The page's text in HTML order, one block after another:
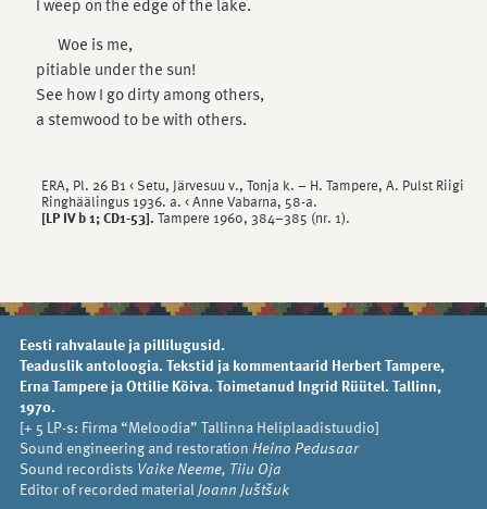
Woe is me,
pitiable under the sun!
See how I go dirty among others,
a stemwood to be with others.
ERA, Pl. 26 B1 < Setu, Järvesuu v., Tonja k. – H. Tampere, A. Pulst Riigi
Ringhäälingus 1936. a. < Anne Vabarna, 58-a.
[LP IV b 1; CD1-53]. Tampere 1960, 384–385 (nr. 1).
Eesti rahvalaule ja pillilugusid.
Teaduslik antoloogia. Tekstid ja kommentaarid Herbert Tampere,
Erna Tampere ja Ottilie Kõiva. Toimetanud Ingrid Rüütel. Tallinn,
1970.
[+ 5 LP-s: Firma “Meloodia” Tallinna Heliplaadistuudio]
Sound engineering and restoration Heino Pedusaar
Sound recordists Vaike Neeme, Tiiu Oja
Editor of recorded material Joann Juštšuk